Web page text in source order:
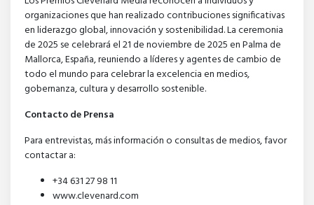
organizaciones que han realizado contribuciones significativas
en liderazgo global, innovación y sostenibilidad. La ceremonia
de 2025 se celebrará el 21 de noviembre de 2025 en Palma de
Mallorca, España, reuniendo a líderes y agentes de cambio de
todo el mundo para celebrar la excelencia en medios,
gobernanza, cultura y desarrollo sostenible.
Contacto de Prensa
Para entrevistas, más información o consultas de medios, favor
contactar a:
+34 631 27 98 11
www.clevenard.com